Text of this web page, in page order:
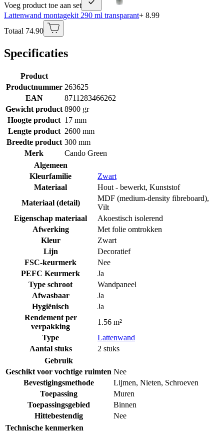
Voeg product toe aan set
Lattenwand montagekit 290 ml transparant+ 8.99
Totaal 74.90
Specificaties
Product
Productnummer 263625
EAN
8711283466262
Gewicht product 8900 gr
Hoogte product 17 mm
Lengte product 2600 mm
Breedte product 300 mm
Merk
Cando Green
Algemeen
Kleurfamilie
Zwart
Materiaal
Hout - bewerkt, Kunststof
Materiaal (detail)
MDF (medium-density fibreboard),
Vilt
Eigenschap materiaal
Akoestisch isolerend
Afwerking
Met folie omtrokken
Kleur
Zwart
Lijn
Decoratief
FSC-keurmerk
Nee
PEFC Keurmerk
Ja
Type schroot
Wandpaneel
Afwasbaar
Ja
Hygiënisch
Ja
Rendement per
verpakking
1.56 m²
Type
Lattenwand
Aantal stuks
2 stuks
Gebruik
Geschikt voor vochtige ruimten Nee
Bevestigingsmethode
Lijmen, Nieten, Schroeven
Toepassing
Muren
Toepassingsgebied
Binnen
Hittebestendig
Nee
Technische kenmerken